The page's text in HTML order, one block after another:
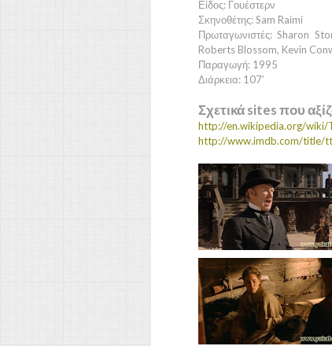
Είδος: Γουέστερν
Σκηνοθέτης: Sam Raimi
Πρωταγωνιστές: Sharon
Roberts Blossom, Kevin
Παραγωγή: 1995
Διάρκεια: 107’
Σχετικά sites που
http://en.wikipedia.org/wiki/
http://www.imdb.com/title/